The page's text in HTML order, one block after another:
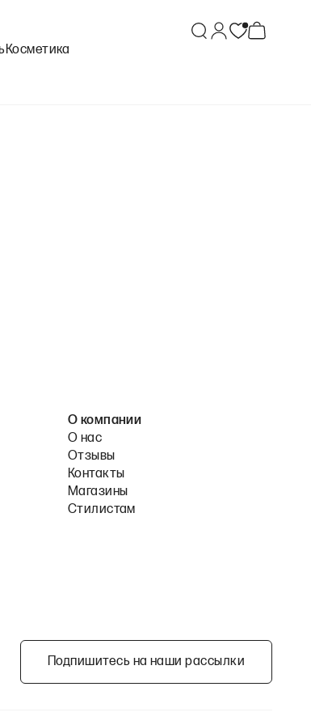
Косметика
О компании
О нас
Отзывы
Контакты
Магазины
Стилистам
Подпишитесь на наши рассылки